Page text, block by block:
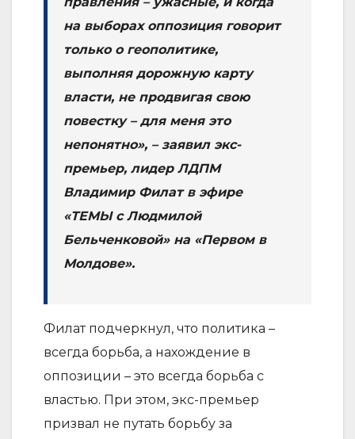
на выборах оппозиция говорит
только о геополитике,
выполняя дорожную карту
власти, не продвигая свою
повестку – для меня это
непонятно», – заявил экс-
премьер, лидер ЛДПМ
Владимир Филат в эфире
«ТЕМЫ с Людмилой
Бельченковой» на «Первом в
Молдове».
Филат подчеркнул, что политика –
всегда борьба, а нахождение в
оппозиции – это всегда борьба с
властью. При этом, экс-премьер
призвал не путать борьбу за